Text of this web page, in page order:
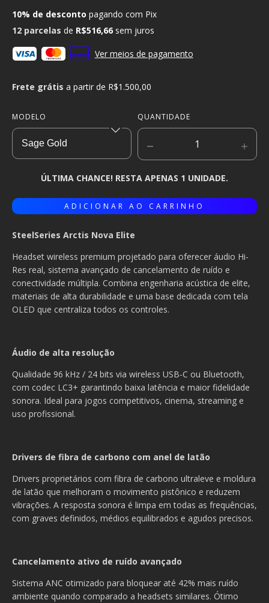
10% de desconto pagando com Pix
12 parcelas de R$516,66 sem juros
Ver meios de pagamento
Frete grátis a partir de R$1.500,00
MODELO QUANTIDADE
ÚLTIMA CHANCE! RESTA APENAS 1 UNIDADE.
SteelSeries Arctis Nova Elite
Headset wireless premium projetado para oferecer áudio Hi-
Res real, sistema avançado de cancelamento de ruído e
conectividade múltipla. Combina engenharia acústica de elite,
materiais de alta durabilidade e uma base dedicada com tela
OLED que centraliza todos os controles.
Áudio de alta resolução
Qualidade 96 kHz / 24 bits via wireless USB-C ou Bluetooth,
com codec LC3+ garantindo baixa latência e maior fidelidade
sonora. Ideal para jogos competitivos, cinema, streaming e
uso profissional.
Drivers de fibra de carbono com anel de latão
Drivers proprietários com fibra de carbono ultraleve e moldura
de latão que melhoram o movimento pistônico e reduzem
vibrações. A resposta sonora é limpa em todas as frequências,
com graves definidos, médios equilibrados e agudos precisos.
Cancelamento ativo de ruído avançado
Sistema ANC otimizado para bloquear até 42% mais ruído
ambiente quando comparado a headsets similares. Ótimo